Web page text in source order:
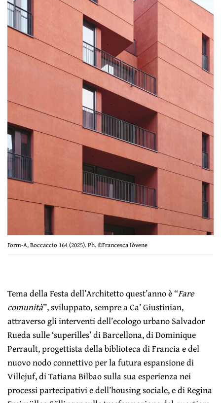
Form-A, Boccaccio 164 (2025). Ph. ©Francesca Iòvene
Tema della Festa dell’Architetto quest’anno è “Fare
comunità”, sviluppato, sempre a Ca’ Giustinian,
attraverso gli interventi dell’ecologo urbano Salvador
Rueda sulle ‘superilles’ di Barcellona, di Dominique
Perrault, progettista della biblioteca di Francia e del
nuovo nodo connettivo per la futura espansione di
Villejuf, di Tatiana Bilbao sulla sua esperienza nei
processi partecipativi e dell’housing sociale, e di Regina